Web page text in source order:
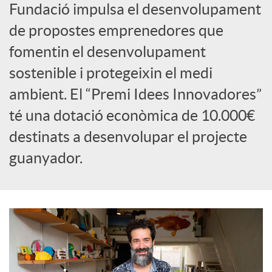
e
c
o
n
i
n
Fundació impulsa el desenvolupament
de propostes emprenedores que
fomentin el desenvolupament
sostenible i protegeixin el medi
ambient. El “Premi Idees Innovadores”
té una dotació econòmica de 10.000€
destinats a desenvolupar el projecte
guanyador.